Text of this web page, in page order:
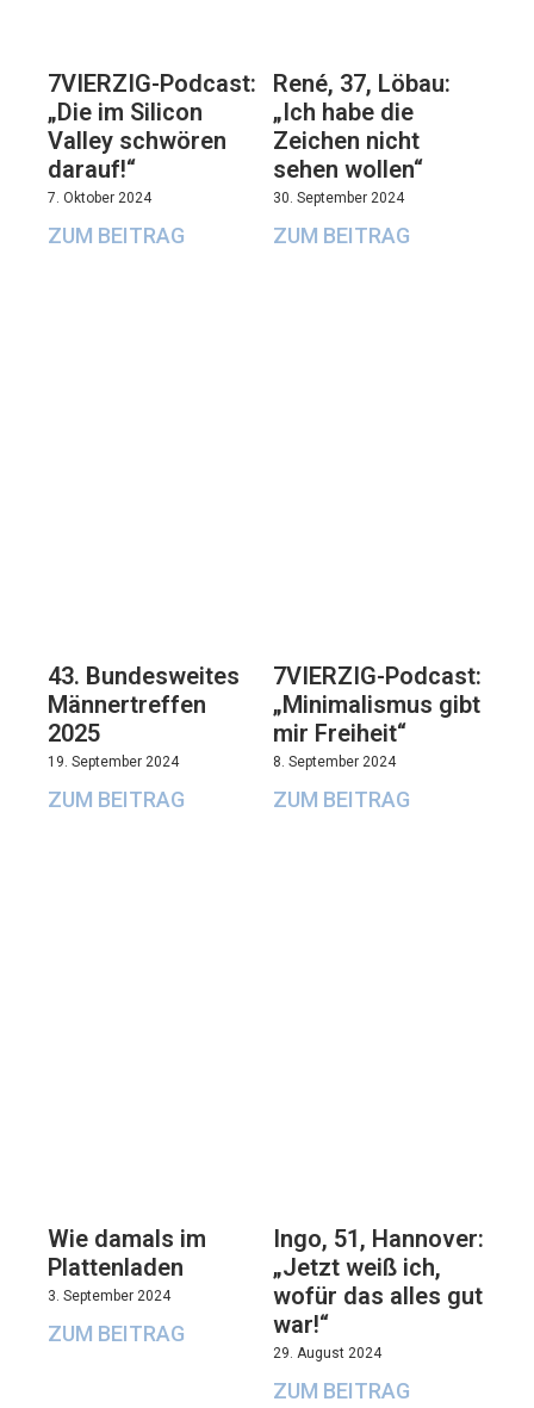
7VIERZIG-Podcast:
„Die im Silicon
Valley schwören
darauf!“
7. Oktober 2024
ZUM BEITRAG
René, 37, Löbau:
„Ich habe die
Zeichen nicht
sehen wollen“
30. September 2024
ZUM BEITRAG
43. Bundesweites
Männertreffen
2025
19. September 2024
ZUM BEITRAG
7VIERZIG-Podcast:
„Minimalismus gibt
mir Freiheit“
8. September 2024
ZUM BEITRAG
Wie damals im
Plattenladen
3. September 2024
ZUM BEITRAG
Ingo, 51, Hannover:
„Jetzt weiß ich,
wofür das alles gut
war!“
29. August 2024
ZUM BEITRAG